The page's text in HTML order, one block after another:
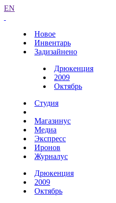
EN
Новое
Инвентарь
Задизайнено
Дрюкенция
2009
Октябрь
Студия
Магазинус
Медиа
Экспресс
Иронов
Журналус
Дрюкенция
2009
Октябрь